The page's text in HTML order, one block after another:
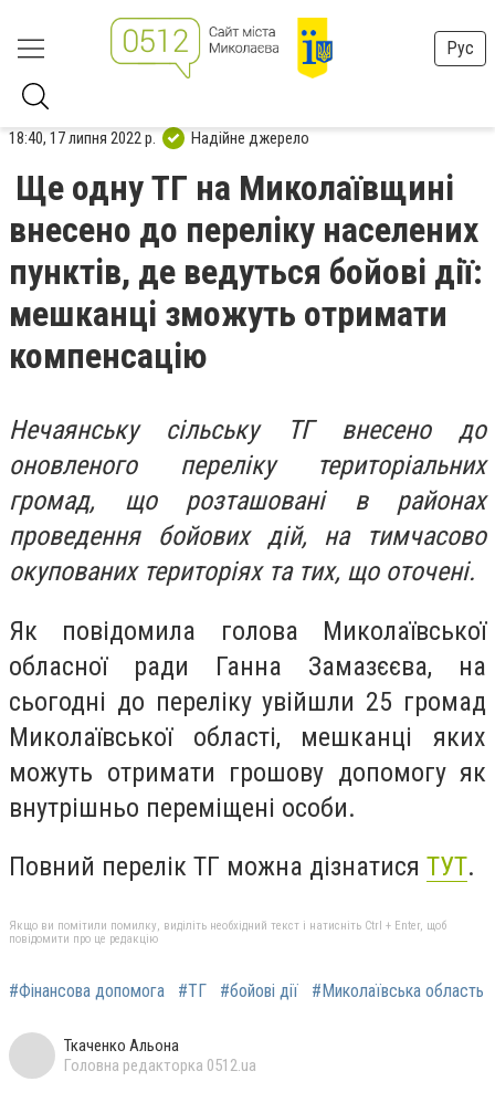
Рус
18:40, 17 липня 2022 р. Надійне джерело
Ще одну ТГ на Миколаївщині
внесено до переліку населених
пунктів, де ведуться бойові дії:
мешканці зможуть отримати
компенсацію
Нечаянську сільську ТГ внесено до
оновленого переліку територіальних
громад, що розташовані в районах
проведення бойових дій, на тимчасово
окупованих територіях та тих, що оточені.
Як повідомила голова Миколаївської
обласної ради Ганна Замазєєва, на
сьогодні до переліку увійшли 25 громад
Миколаївської області, мешканці яких
можуть отримати грошову допомогу як
внутрішньо переміщені особи.
Повний перелік ТГ можна дізнатися ТУТ.
Якщо ви помітили помилку, виділіть необхідний текст і натисніть Ctrl + Enter, щоб
повідомити про це редакцію
#Фінансова допомога #ТГ #бойові дії #Миколаївська область
Ткаченко Альона
Головна редакторка 0512.ua